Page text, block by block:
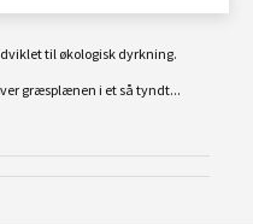
til økologisk dyrkning.
græsplænen i et så tyndt...